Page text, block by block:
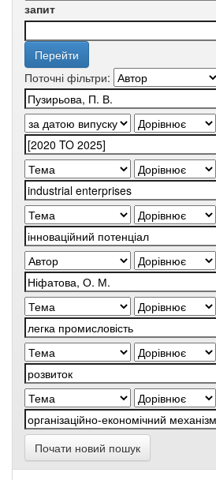
запит
Поточні фільтри:
Почати новий пошук